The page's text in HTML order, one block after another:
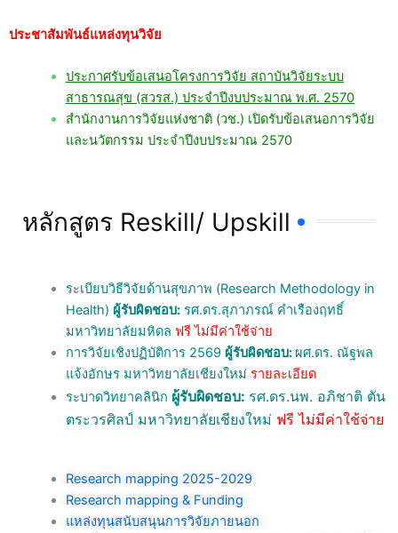
ประชาสัมพันธ์แหล่งทุนวิจัย
ประกาศรับข้อเสนอโครงการวิจัย สถาบันวิจัยระบบ
สาธารณสุข (สวรส.) ประจำปีงบประมาณ พ.ศ. 2570
สำนักงานการวิจัยแห่งชาติ (วช.) เปิดรับข้อเสนอการวิจัย
และนวัตกรรม ประจำปีงบประมาณ 2570
หลักสูตร Reskill/ Upskill
ระเบียบวิธีวิจัยด้านสุขภาพ (Research Methodology in
Health) ผู้รับผิดชอบ:รศ.ดร.สุภาภรณ์ คำเรืองฤทธิ์
มหาวิทยาลัยมหิดล ฟรี ไม่มีค่าใช้จ่าย
การวิจัยเชิงปฏิบัติการ 2569 ผู้รับผิดชอบ: ผศ.ดร. ณัฐพล
แจ้งอักษร มหาวิทยาลัยเชียงใหม่ รายละเอียด
ระบาดวิทยาคลินิก ผู้รับผิดชอบ: รศ.ดร.นพ. อภิชาติ ตัน
ตระวรศิลป์ มหาวิทยาลัยเชียงใหม่ ฟรี ไม่มีค่าใช้จ่าย
Research mapping 2025-2029
Research mapping & Funding
แหล่งทุนสนับสนุนการวิจัยภายนอก